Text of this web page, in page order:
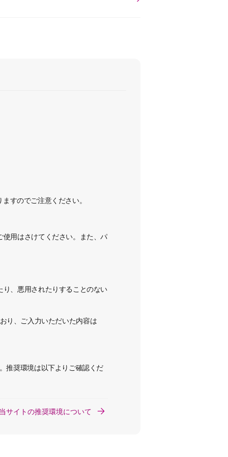
すのでご注意ください。
用はさけてください。 また、パ
、悪用されたりすることのない
り、ご入力いただいた内容は
推奨環境は以下よりご確認くだ
サイトの推奨環境について